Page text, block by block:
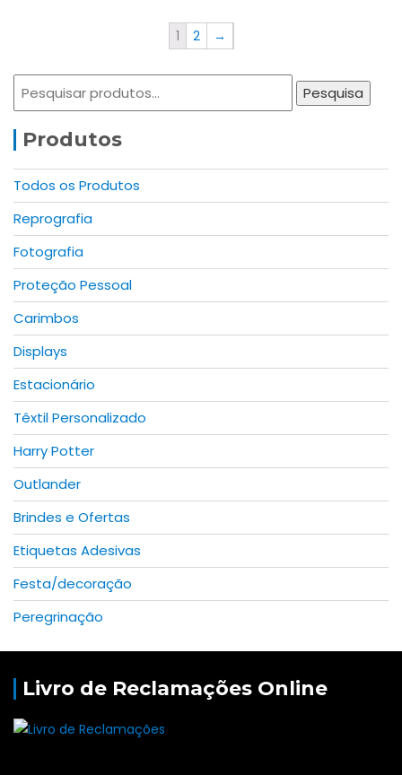
1 2 →
Pesquisar
por:
Pesquisa
Produtos
Todos os Produtos
Reprografia
Fotografia
Proteção Pessoal
Carimbos
Displays
Estacionário
Têxtil Personalizado
Harry Potter
Outlander
Brindes e Ofertas
Etiquetas Adesivas
Festa/decoração
Peregrinação
Livro de Reclamações Online